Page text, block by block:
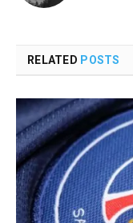
RELATED POSTS